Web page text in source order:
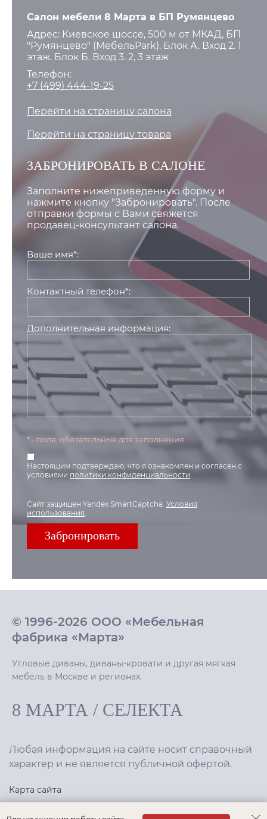
Салон мебели 8 Марта в БП Румянцево
Адрес: Киевское шоссе, 500 м от МКАД, БП
"Румянцево" (МебельPark). Блок А. Вход 2. 1
этаж. Блок Б. Вход 3. 2, 3 этаж
Телефон:
+7 (499) 444-19-25
Перейти на страницу салона
Перейти на страницу товара
ЗАБРОНИРОВАТЬ В САЛОНЕ
Заполните нижеприведенную форму и
нажмите кнопку "Забронировать". После
отправки формы с Вами свяжется
продавец-консультант салона.
Ваше имя*:
Контактный телефон*:
Дополнительная информация:
* - поля, обязательные для заполнения
Настоящим подтверждаю, что я ознакомлен и согласен с
условиями политики конфиденциальности.
Сайт защищен Yandex SmartCaptcha. Условия
использования.
© 1996-2026 ООО «Мебельная
фабрика «Марта»
Угловые диваны, диваны-кровати и другая мягкая
мебель в Москве и регионах.
8 МАРТА / СЕЛЕКТА
Любая информация на сайте носит справочный
характер и не является публичной офертой.
Карта сайта
Политика конфиденциальности